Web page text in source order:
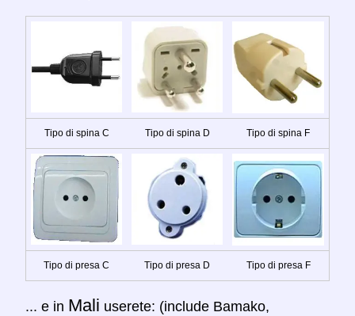
Tipo di spina C Tipo di spina D Tipo di spina F
Tipo di presa C Tipo di presa D Tipo di presa F
... e in Mali userete: (include Bamako,